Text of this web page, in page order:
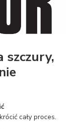
szczury,
cały proces.